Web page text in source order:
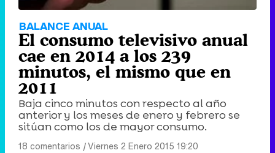
BALANCE ANUAL
El consumo televisivo anual
cae en 2014 a los 239
minutos, el mismo que en
2011
Baja cinco minutos con respecto al año
anterior y los meses de enero y febrero se
sitúan como los de mayor consumo.
18 comentarios |Viernes 2 Enero 2015 19:20